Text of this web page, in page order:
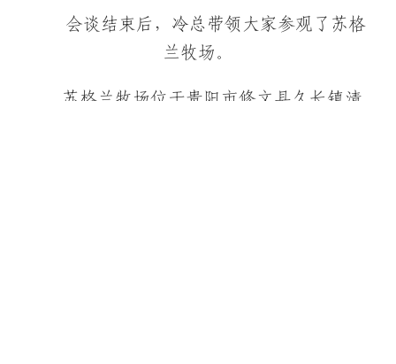
会谈结束后，冷总带领大家参观了苏格
兰牧场。
苏格兰牧场位于贵阳市修文县久长镇清